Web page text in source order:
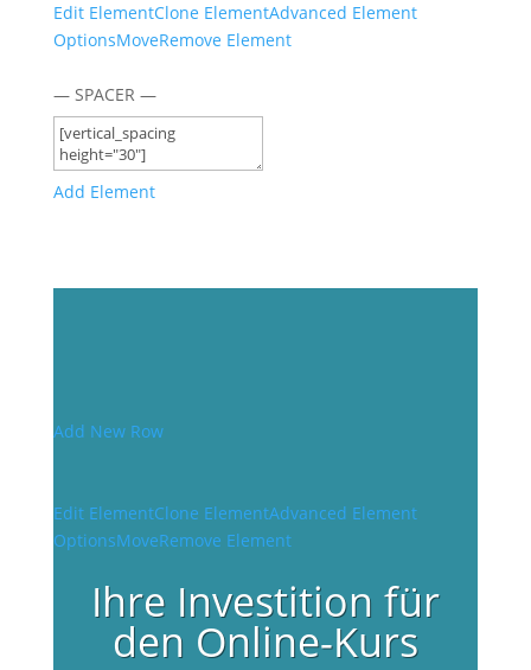
Edit ElementClone ElementAdvanced Element
OptionsMoveRemove Element
— SPACER —
Add Element
Add New Row
Edit ElementClone ElementAdvanced Element
OptionsMoveRemove Element
Ihre Investition für
den Online-Kurs